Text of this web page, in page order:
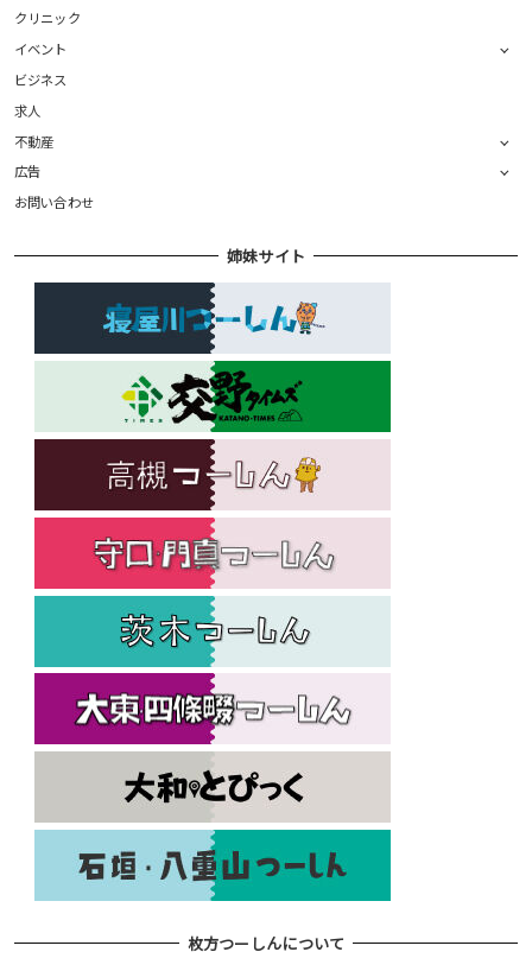
クリニック
イベント
ビジネス
求人
不動産
広告
お問い合わせ
姉妹サイト
枚方つーしんについて